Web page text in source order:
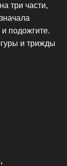
три части,
подожгите.
и трижды